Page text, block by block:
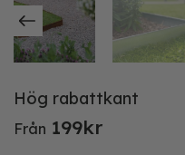
Hög rabattkant
Från 199kr